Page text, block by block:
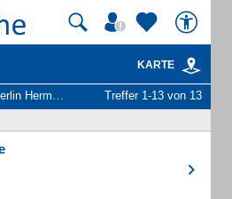
KARTE
- Unternehmen und Personen Treffer 1-13 von 13